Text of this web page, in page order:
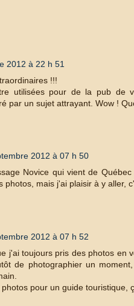
2012 à 22 h 51
!!!
utilisées pour de la pub de
par un sujet attrayant. Wow !
2012 à 07 h 50
Novice qui vient de
photos, mais j'ai plaisir à y aller,
2012 à 07 h 52
j'ai toujours pris des photos en
de photographier un
pour un guide touristique,